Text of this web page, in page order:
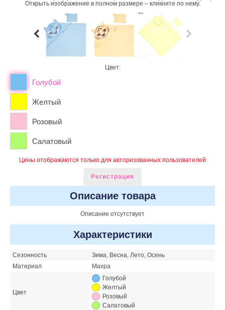
Открыть изображение в полном размере – кликните по нему.
Цвет:
Голубой
Желтый
Розовый
Салатовый
Цены отображаются только для авторизованных пользователей
Регистрация
Описание товара
Описание отсутствует
Характеристики
Сезонность
Зима, Весна, Лето, Осень
Материал
Махра
Цвет
Голубой
Желтый
Розовый
Салатовый